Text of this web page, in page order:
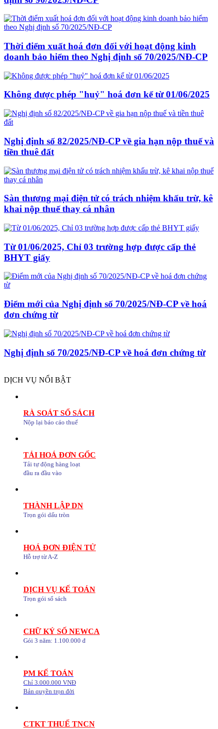
Thời điểm xuất hoá đơn đối với hoạt động kinh
doanh bảo hiểm theo Nghị định số 70/2025/NĐ-CP
Không được phép "huỷ" hoá đơn kể từ 01/06/2025
Nghị định số 82/2025/NĐ-CP về gia hạn nộp thuế và
tiền thuê đất
Sàn thương mại điện tử có trách nhiệm khấu trừ, kê
khai nộp thuế thay cá nhân
Từ 01/06/2025, Chỉ 03 trường hợp được cấp thẻ
BHYT giấy
Điểm mới của Nghị định số 70/2025/NĐ-CP về hoá
đơn chứng từ
Nghị định số 70/2025/NĐ-CP về hoá đơn chứng từ
DỊCH VỤ NỔI BẬT
RÀ SOÁT SỔ SÁCH
Nộp lại báo cáo thuế
TẢI HOÁ ĐƠN GỐC
Tải tự động hàng loạt
đầu ra đầu vào
THÀNH LẬP DN
Trọn gói dấu tròn
HOÁ ĐƠN ĐIỆN TỬ
Hỗ trợ từ A-Z
DỊCH VỤ KẾ TOÁN
Trọn gói sổ sách
CHỮ KÝ SỐ NEWCA
Gói 3 năm: 1.100.000 đ
PM KẾ TOÁN
Chỉ 3.000.000 VNĐ
Bản quyền trọn đời
CTKT THUẾ TNCN